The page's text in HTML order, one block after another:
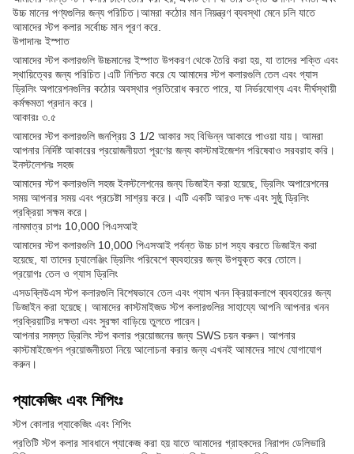
উচ্চ মানের পণ্যগুলির জন্য পরিচিত।আমরা কঠোর মান নিয়ন্ত্রণ ব্যবস্থা মেনে চলি যাতে
আমাদের স্টপ কলার সর্বোচ্চ মান পূরণ করে.
উপাদানঃ ইস্পাত
আমাদের স্টপ কলারগুলি উচ্চমানের ইস্পাত উপকরণ থেকে তৈরি করা হয়, যা তাদের শক্তি এবং
স্থায়িত্বের জন্য পরিচিত।এটি নিশ্চিত করে যে আমাদের স্টপ কলারগুলি তেল এবং গ্যাস
ড্রিলিং অপারেশনগুলির কঠোর অবস্থার প্রতিরোধ করতে পারে, যা নির্ভরযোগ্য এবং দীর্ঘস্থায়ী
কর্মক্ষমতা প্রদান করে।
আকারঃ ৩.৫
আমাদের স্টপ কলারগুলি জনপ্রিয় 3 1/2 আকার সহ বিভিন্ন আকারে পাওয়া যায়। আমরা
আপনার নির্দিষ্ট আকারের প্রয়োজনীয়তা পূরণের জন্য কাস্টমাইজেশন পরিষেবাও সরবরাহ করি।
ইনস্টলেশনঃ সহজ
আমাদের স্টপ কলারগুলি সহজ ইনস্টলেশনের জন্য ডিজাইন করা হয়েছে, ড্রিলিং অপারেশনের
সময় আপনার সময় এবং প্রচেষ্টা সাশ্রয় করে। এটি একটি আরও দক্ষ এবং সুষ্ঠু ড্রিলিং
প্রক্রিয়া সক্ষম করে।
নামমাত্র চাপঃ 10,000 পিএসআই
আমাদের স্টপ কলারগুলি 10,000 পিএসআই পর্যন্ত উচ্চ চাপ সহ্য করতে ডিজাইন করা
হয়েছে, যা তাদের চ্যালেঞ্জিং ড্রিলিং পরিবেশে ব্যবহারের জন্য উপযুক্ত করে তোলে।
প্রয়োগঃ তেল ও গ্যাস ড্রিলিং
এসডব্লিউএস স্টপ কলারগুলি বিশেষভাবে তেল এবং গ্যাস খনন ক্রিয়াকলাপে ব্যবহারের জন্য
ডিজাইন করা হয়েছে। আমাদের কাস্টমাইজড স্টপ কলারগুলির সাহায্যে আপনি আপনার খনন
প্রক্রিয়াটির দক্ষতা এবং সুরক্ষা বাড়িয়ে তুলতে পারেন।
আপনার সমস্ত ড্রিলিং স্টপ কলার প্রয়োজনের জন্য SWS চয়ন করুন। আপনার
কাস্টমাইজেশন প্রয়োজনীয়তা নিয়ে আলোচনা করার জন্য এখনই আমাদের সাথে যোগাযোগ
করুন।
প্যাকেজিং এবং শিপিংঃ
স্টপ কোলার প্যাকেজিং এবং শিপিং
প্রতিটি স্টপ কলার সাবধানে প্যাকেজ করা হয় যাতে আমাদের গ্রাহকদের নিরাপদ ডেলিভারি